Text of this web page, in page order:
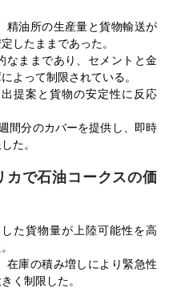
精油所の生産量と貨物輸送が
したままであった。
なままであり、セメントと金
よって制限されている。
提案と貨物の安定性に反応
間分のカバーを提供し、即時
た。
カで石油コークスの価
た貨物量が上陸可能性を高
在庫の積み増しにより緊急性
く制限した。